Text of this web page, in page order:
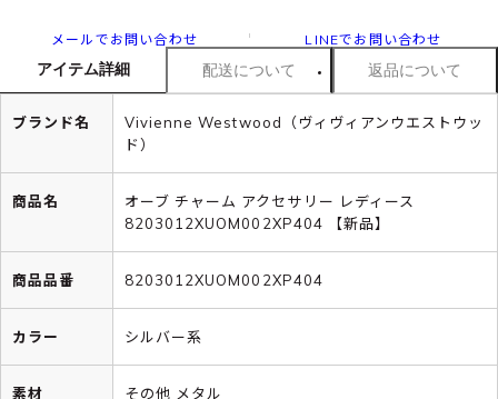
メールでお問い合わせ LINEでお問い合わせ
アイテム詳細 配送について 返品について
ブランド名
Vivienne Westwood（ヴィヴィアンウエストウッ
ド）
商品名
オーブ チャーム アクセサリー レディース
8203012XUOM002XP404 【新品】
商品品番 8203012XUOM002XP404
カラー シルバー系
素材 その他 メタル